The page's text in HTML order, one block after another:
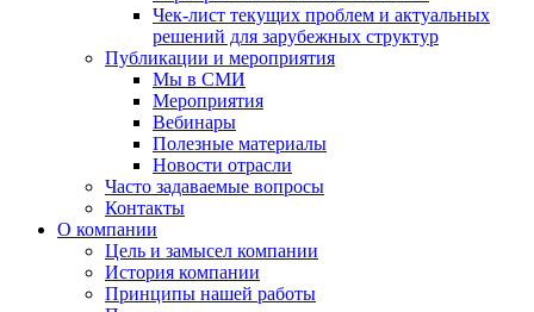
Чек-лист текущих проблем и актуальных
решений для зарубежных структур
Публикации и мероприятия
Мы в СМИ
Мероприятия
Вебинары
Полезные материалы
Новости отрасли
Часто задаваемые вопросы
Контакты
О компании
Цель и замысел компании
История компании
Принципы нашей работы